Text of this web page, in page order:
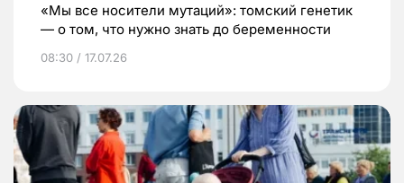
«Мы все носители мутаций»: томский генетик
— о том, что нужно знать до беременности
08:30 / 17.07.26